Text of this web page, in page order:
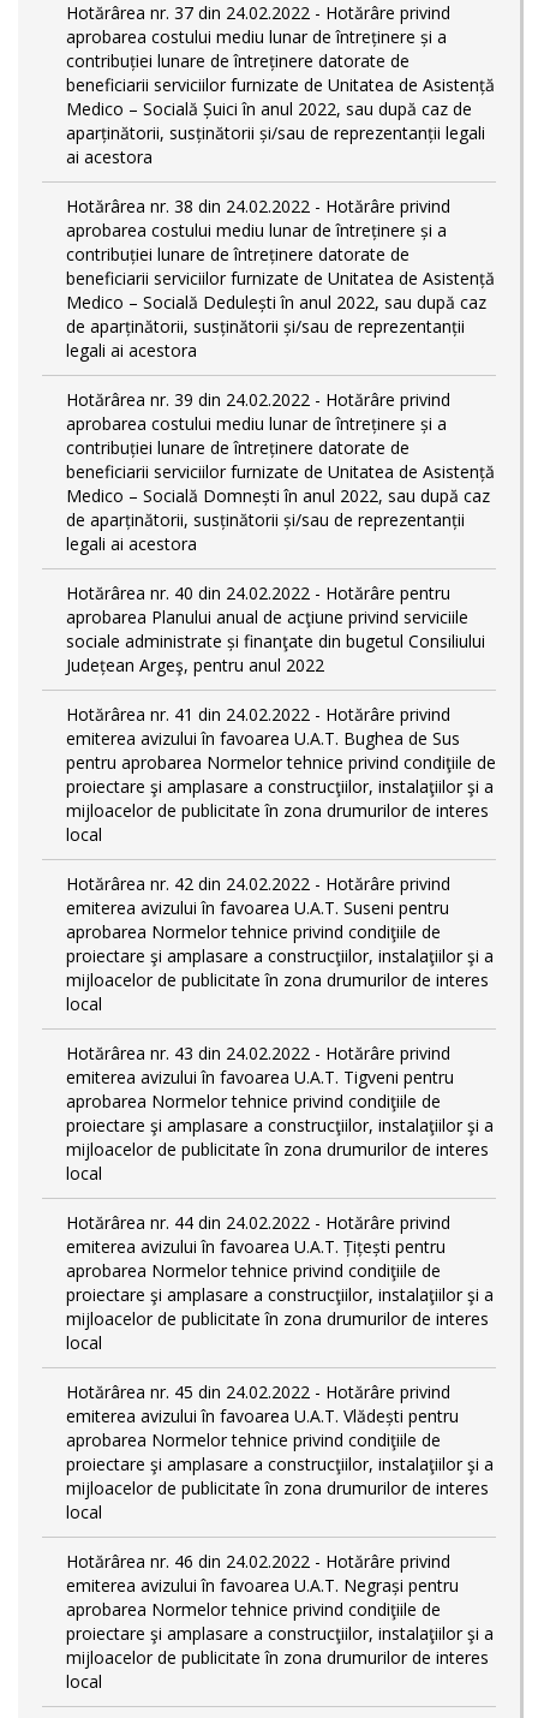
Hotărârea nr. 37 din 24.02.2022 - Hotărâre privind
aprobarea costului mediu lunar de întreținere și a
contribuției lunare de întreținere datorate de
beneficiarii serviciilor furnizate de Unitatea de Asistență
Medico – Socială Șuici în anul 2022, sau după caz de
aparținătorii, susținătorii și/sau de reprezentanții legali
ai acestora
Hotărârea nr. 38 din 24.02.2022 - Hotărâre privind
aprobarea costului mediu lunar de întreținere și a
contribuției lunare de întreținere datorate de
beneficiarii serviciilor furnizate de Unitatea de Asistență
Medico – Socială Dedulești în anul 2022, sau după caz
de aparținătorii, susținătorii și/sau de reprezentanții
legali ai acestora
Hotărârea nr. 39 din 24.02.2022 - Hotărâre privind
aprobarea costului mediu lunar de întreținere și a
contribuției lunare de întreținere datorate de
beneficiarii serviciilor furnizate de Unitatea de Asistență
Medico – Socială Domnești în anul 2022, sau după caz
de aparținătorii, susținătorii și/sau de reprezentanții
legali ai acestora
Hotărârea nr. 40 din 24.02.2022 - Hotărâre pentru
aprobarea Planului anual de acţiune privind serviciile
sociale administrate și finanţate din bugetul Consiliului
Județean Argeş, pentru anul 2022
Hotărârea nr. 41 din 24.02.2022 - Hotărâre privind
emiterea avizului în favoarea U.A.T. Bughea de Sus
pentru aprobarea Normelor tehnice privind condiţiile de
proiectare şi amplasare a construcţiilor, instalaţiilor şi a
mijloacelor de publicitate în zona drumurilor de interes
local
Hotărârea nr. 42 din 24.02.2022 - Hotărâre privind
emiterea avizului în favoarea U.A.T. Suseni pentru
aprobarea Normelor tehnice privind condiţiile de
proiectare şi amplasare a construcţiilor, instalaţiilor şi a
mijloacelor de publicitate în zona drumurilor de interes
local
Hotărârea nr. 43 din 24.02.2022 - Hotărâre privind
emiterea avizului în favoarea U.A.T. Tigveni pentru
aprobarea Normelor tehnice privind condiţiile de
proiectare şi amplasare a construcţiilor, instalaţiilor şi a
mijloacelor de publicitate în zona drumurilor de interes
local
Hotărârea nr. 44 din 24.02.2022 - Hotărâre privind
emiterea avizului în favoarea U.A.T. Țițești pentru
aprobarea Normelor tehnice privind condiţiile de
proiectare şi amplasare a construcţiilor, instalaţiilor şi a
mijloacelor de publicitate în zona drumurilor de interes
local
Hotărârea nr. 45 din 24.02.2022 - Hotărâre privind
emiterea avizului în favoarea U.A.T. Vlădești pentru
aprobarea Normelor tehnice privind condiţiile de
proiectare şi amplasare a construcţiilor, instalaţiilor şi a
mijloacelor de publicitate în zona drumurilor de interes
local
Hotărârea nr. 46 din 24.02.2022 - Hotărâre privind
emiterea avizului în favoarea U.A.T. Negrași pentru
aprobarea Normelor tehnice privind condiţiile de
proiectare şi amplasare a construcţiilor, instalaţiilor şi a
mijloacelor de publicitate în zona drumurilor de interes
local